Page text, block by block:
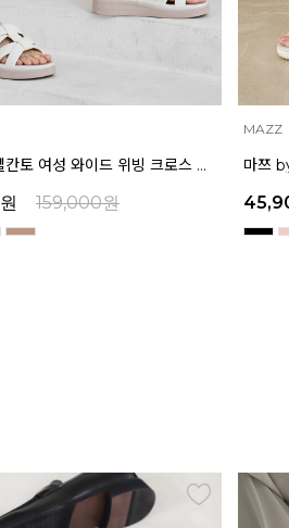
마쯔 by 엘칸토 여성 와이드 위빙 크로스 컴포트 뮬 3.5cm LCWW62M626
원 159,000원
MAZZ